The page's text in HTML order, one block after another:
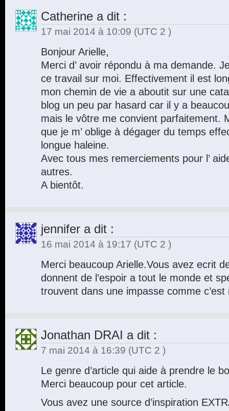
Catherine a dit :
17 mai 2014 à 10:09 (UTC 2 )
Bonjour Arielle,
Merci d’ avoir répondu à ma demande.
ce travail sur moi. Effectivement il est
mon chemin de vie a aboutit sur une
blog un peu par hasard car il y a
mais le vôtre me convient parfaitement.
que je m’ oblige à dégager du temps
longue haleine.
Avec tous mes remerciements pour l’
autres.
A bientôt.
jennifer a dit :
16 mai 2014 à 19:17 (UTC 2 )
Merci beaucoup Arielle.Vous avez ecrit
donnent de l’espoir a tout le monde et
trouvent dans une impasse comme c’est
Jonathan DRAI a dit :
7 mai 2014 à 16:39 (UTC 2 )
Le genre d’article qui aide à prendre le
Merci beaucoup pour cet article.
Vous avez une source d’inspiration